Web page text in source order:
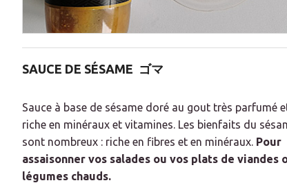
SAUCE DE SÉSAME ゴマ
Sauce à base de sésame doré au gout très parfumé
riche en minéraux et vitamines. Les bienfaits du
sont nombreux : riche en fibres et en minéraux. Pour
assaisonner vos salades ou vos plats de viandes
légumes chauds.